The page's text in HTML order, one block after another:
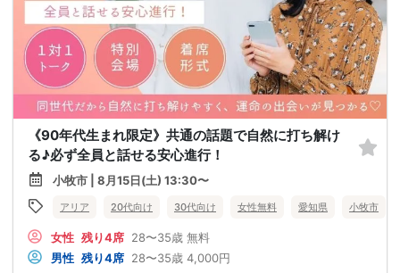
《90年代生まれ限定》共通の話題で自然に打ち解け
る♪必ず全員と話せる安心進行！
小牧市 | 8月15日(土) 13:30〜
アリア 20代向け 30代向け 女性無料 愛知県 小牧市
女性 残り4席 28〜35歳 無料
男性 残り4席 28〜35歳 4,000円